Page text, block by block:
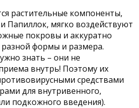
растительные компоненты,
Папиллок, мягко воздействуют
покровы и аккуратно
формы и размера.
знать – они не
внутрь! Поэтому их
средствами
для внутривенного,
подкожного введения).